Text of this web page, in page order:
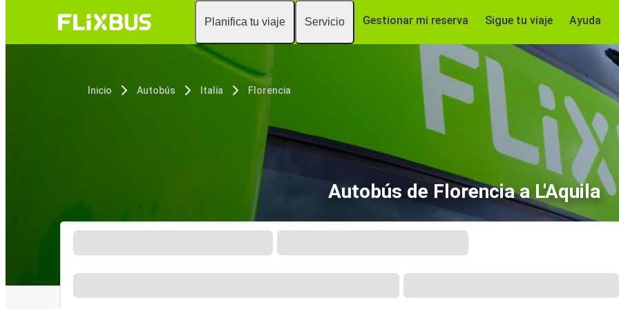
Planifica tu viaje Servicio Gestionar mi reserva Sigue tu viaje Ayuda
Inicio Autobús Italia Florencia
Autobús de Florencia a L'Aquila